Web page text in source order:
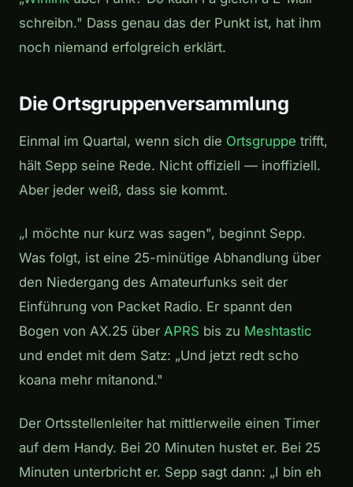
schreibn." Dass genau das der Punkt ist, hat ihm
noch niemand erfolgreich erklärt.
Die Ortsgruppenversammlung
Einmal im Quartal, wenn sich die Ortsgruppe trifft,
hält Sepp seine Rede. Nicht offiziell — inoffiziell.
Aber jeder weiß, dass sie kommt.
„I möchte nur kurz was sagen", beginnt Sepp.
Was folgt, ist eine 25-minütige Abhandlung über
den Niedergang des Amateurfunks seit der
Einführung von Packet Radio. Er spannt den
Bogen von AX.25 über APRS bis zu Meshtastic
und endet mit dem Satz: „Und jetzt redt scho
koana mehr mitanond."
Der Ortsstellenleiter hat mittlerweile einen Timer
auf dem Handy. Bei 20 Minuten hustet er. Bei 25
Minuten unterbricht er. Sepp sagt dann: „I bin eh